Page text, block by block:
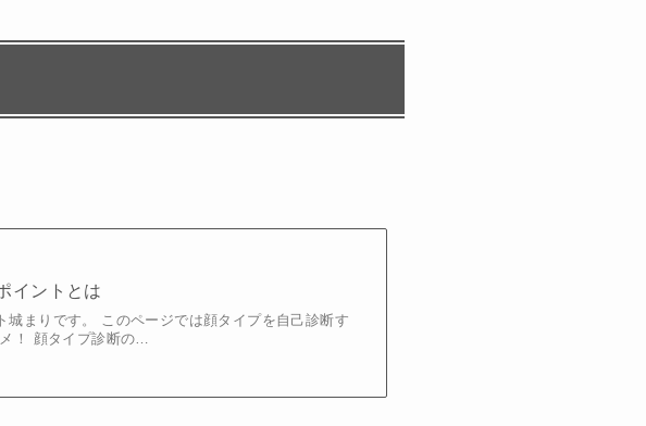
イントとは
まりです。 このページでは顔タイプを自己診断す
！ 顔タイプ診断の…